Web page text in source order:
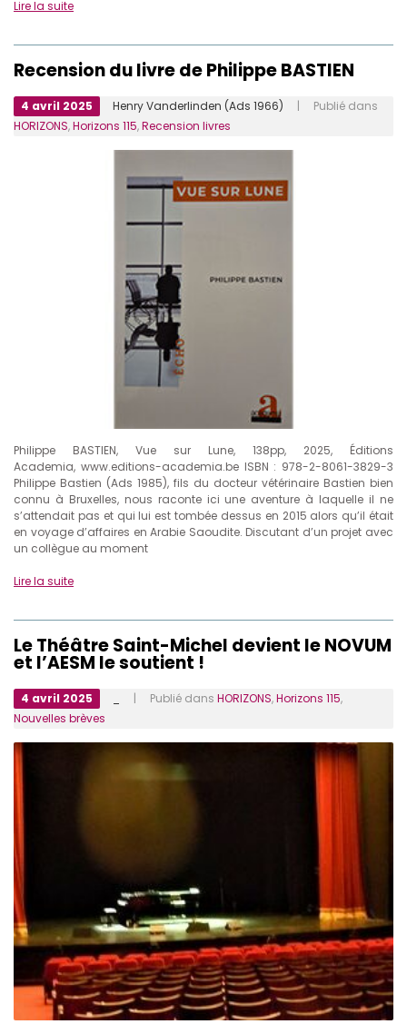
Lire la suite
Recension du livre de Philippe BASTIEN
4 avril 2025 Henry Vanderlinden (Ads 1966) | Publié dans
HORIZONS,Horizons 115,Recension livres
Philippe BASTIEN, Vue sur Lune, 138pp, 2025, Éditions
Academia, www.editions-academia.be ISBN : 978-2-8061-3829-3
Philippe Bastien (Ads 1985), fils du docteur vétérinaire Bastien bien
connu à Bruxelles, nous raconte ici une aventure à laquelle il ne
s’attendait pas et qui lui est tombée dessus en 2015 alors qu’il était
en voyage d’affaires en Arabie Saoudite. Discutant d’un projet avec
un collègue au moment
Lire la suite
Le Théâtre Saint-Michel devient le NOVUM
et l’AESM le soutient !
4 avril 2025 | Publié dans HORIZONS,Horizons 115,
Nouvelles brèves